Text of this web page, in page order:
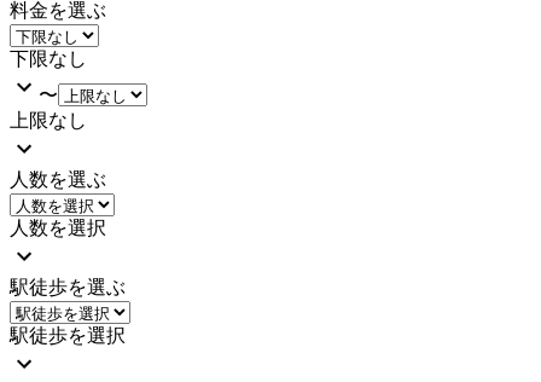
料金を選ぶ
下限なし
〜
上限なし
人数を選ぶ
人数を選択
駅徒歩を選ぶ
駅徒歩を選択